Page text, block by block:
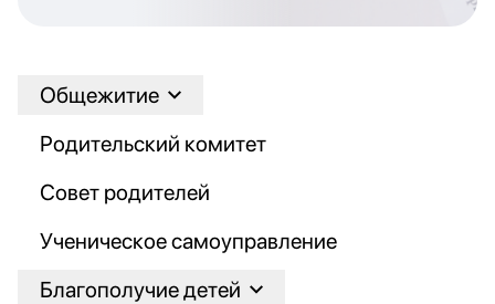
Общежитие
Родительский комитет
Совет родителей
Ученическое самоуправление
Благополучие детей